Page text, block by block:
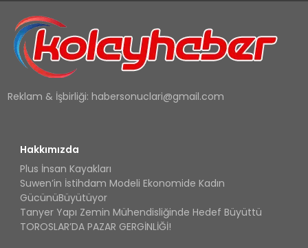
Reklam & İşbirliği: habersonuclari@gmail.com
Hakkımızda
Plus İnsan Kayakları
Suwen’in İstihdam Modeli Ekonomide Kadın
GücünüBüyütüyor
Tanyer Yapı Zemin Mühendisliğinde Hedef Büyüttü
TOROSLAR’DA PAZAR GERGİNLİĞİ!